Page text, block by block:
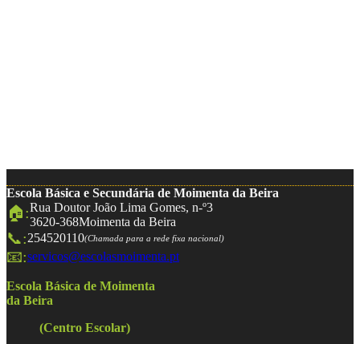
Escola Básica e Secundária de Moimenta da Beira
🏠:Rua Doutor João Lima Gomes, n-º3
3620-368Moimenta da Beira
📞:254520110(Chamada para a rede fixa nacional)
📧:servicos@escolasmoimenta.pt
Escola Básica de Moimenta
da Beira
(Centro Escolar)